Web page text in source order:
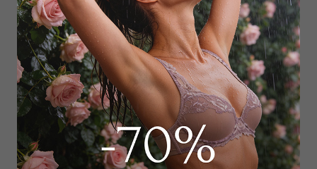
WILD ORCHID
Трусы хипстер
3 150₽ 6 000₽
+ 1 цвет
WILD ORCHID
Бюстгальтер классический
push-up
4 950₽ 11 000